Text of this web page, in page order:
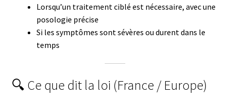
Lorsqu’un traitement ciblé est nécessaire, avec une
posologie précise
Si les symptômes sont sévères ou durent dans le
temps
🔍 Ce que dit la loi (France / Europe)